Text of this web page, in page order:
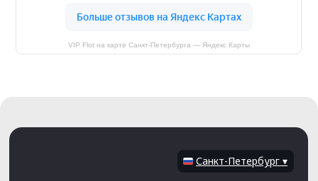
VIP Flot на карте Санкт‑Петербурга — Яндекс Карты
Санкт-Петербург ▾